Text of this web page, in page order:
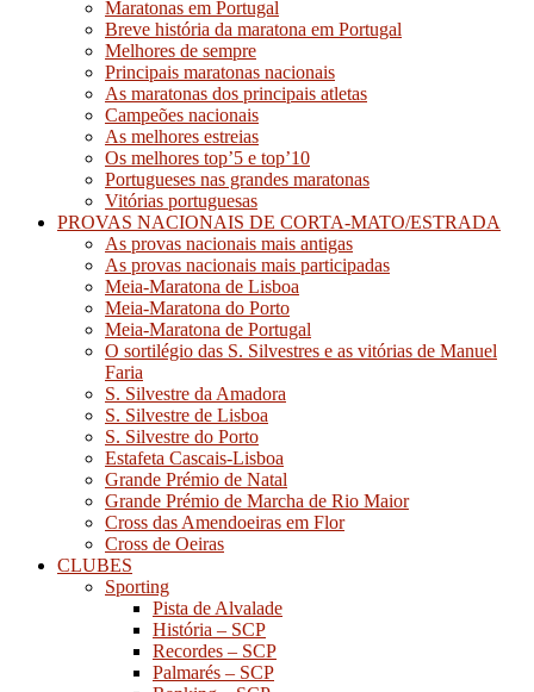
Maratonas em Portugal
Breve história da maratona em Portugal
Melhores de sempre
Principais maratonas nacionais
As maratonas dos principais atletas
Campeões nacionais
As melhores estreias
Os melhores top’5 e top’10
Portugueses nas grandes maratonas
Vitórias portuguesas
PROVAS NACIONAIS DE CORTA-MATO/ESTRADA
As provas nacionais mais antigas
As provas nacionais mais participadas
Meia-Maratona de Lisboa
Meia-Maratona do Porto
Meia-Maratona de Portugal
O sortilégio das S. Silvestres e as vitórias de Manuel
Faria
S. Silvestre da Amadora
S. Silvestre de Lisboa
S. Silvestre do Porto
Estafeta Cascais-Lisboa
Grande Prémio de Natal
Grande Prémio de Marcha de Rio Maior
Cross das Amendoeiras em Flor
Cross de Oeiras
CLUBES
Sporting
Pista de Alvalade
História – SCP
Recordes – SCP
Palmarés – SCP